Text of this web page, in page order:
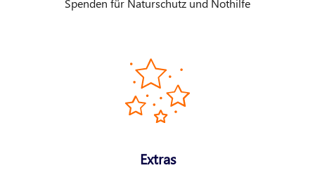
Spenden für Naturschutz und Nothilfe
Extras